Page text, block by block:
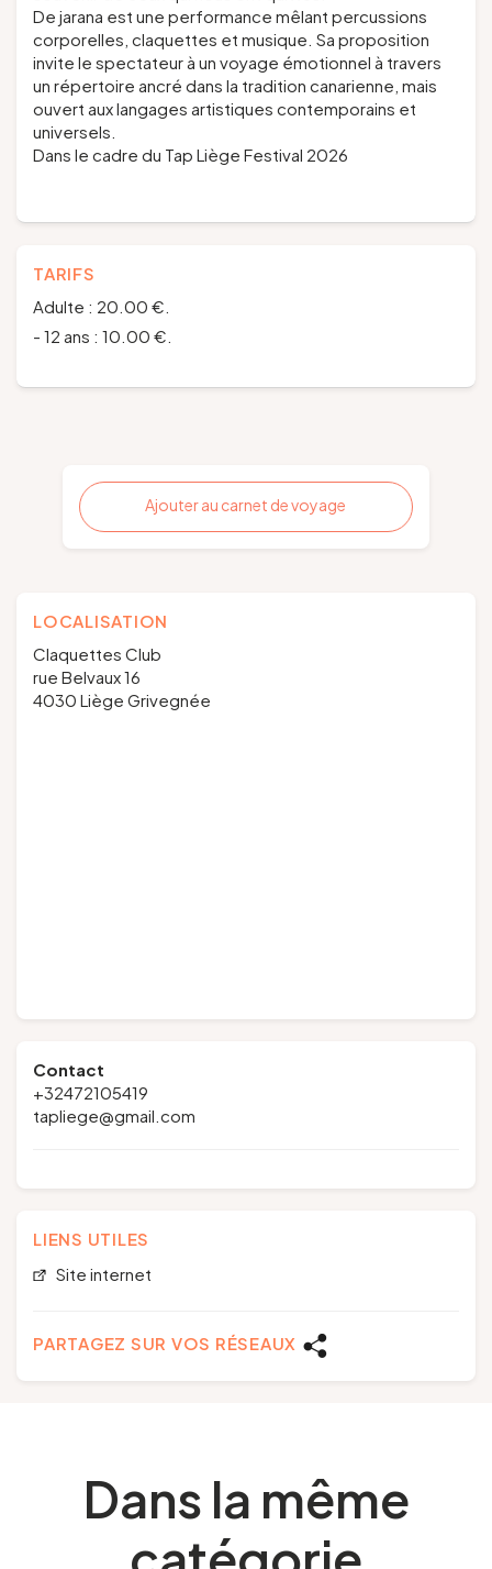
De jarana est une performance mêlant percussions
corporelles, claquettes et musique. Sa proposition
invite le spectateur à un voyage émotionnel à travers
un répertoire ancré dans la tradition canarienne, mais
ouvert aux langages artistiques contemporains et
universels.
Dans le cadre du Tap Liège Festival 2026
TARIFS
Adulte : 20.00 €.
- 12 ans : 10.00 €.
Ajouter au carnet de voyage
LOCALISATION
Claquettes Club
rue Belvaux 16
4030 Liège Grivegnée
Contact
+32472105419
tapliege@gmail.com
LIENS UTILES
Site internet
PARTAGEZ SUR VOS RÉSEAUX
Dans la même